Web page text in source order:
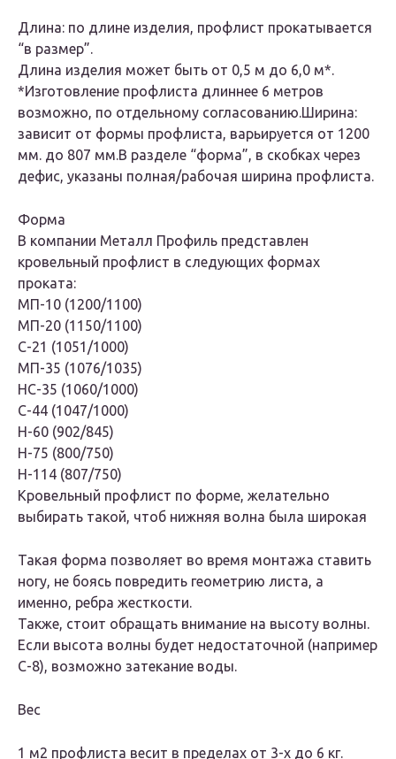
Длина: по длине изделия, профлист прокатывается
“в размер”.
Длина изделия может быть от 0,5 м до 6,0 м*.
*Изготовление профлиста длиннее 6 метров
возможно, по отдельному согласованию.Ширина:
зависит от формы профлиста, варьируется от 1200
мм. до 807 мм.В разделе “форма”, в скобках через
дефис, указаны полная/рабочая ширина профлиста.
Форма
В компании Металл Профиль представлен
кровельный профлист в следующих формах
проката:
МП-10 (1200/1100)
МП-20 (1150/1100)
С-21 (1051/1000)
МП-35 (1076/1035)
НС-35 (1060/1000)
С-44 (1047/1000)
Н-60 (902/845)
Н-75 (800/750)
Н-114 (807/750)
Кровельный профлист по форме, желательно
выбирать такой, чтоб нижняя волна была широкая
Такая форма позволяет во время монтажа ставить
ногу, не боясь повредить геометрию листа, а
именно, ребра жесткости.
Также, стоит обращать внимание на высоту волны.
Если высота волны будет недостаточной (например
С-8), возможно затекание воды.
Вес
1 м2 профлиста весит в пределах от 3-х до 6 кг.